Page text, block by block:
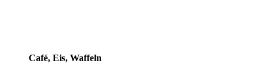
Café, Eis, Waffeln